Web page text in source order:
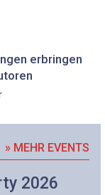
erbringen
» MEHR EVENTS
2026